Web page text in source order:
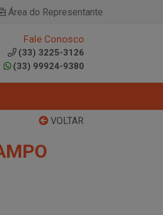
Área do Representante
Fale Conosco
(33) 3225-3126
(33) 99924-9380
VOLTAR